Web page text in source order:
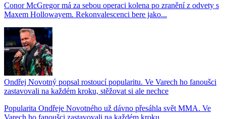
Conor McGregor má za sebou operaci kolena po zranění z odvety s
Maxem Hollowayem. Rekonvalescenci bere jako...
Ondřej Novotný popsal rostoucí popularitu. Ve Varech ho fanoušci
zastavovali na každém kroku, stěžovat si ale nechce
Popularita Ondřeje Novotného už dávno přesáhla svět MMA. Ve
Varech ho fanoušci zastavovali na každém kroku,...